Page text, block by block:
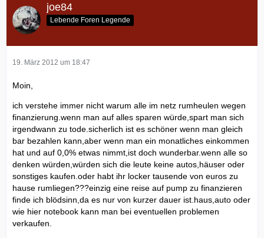
joe84
Lebende Foren Legende
19. März 2012 um 18:47
Moin,
ich verstehe immer nicht warum alle im netz rumheulen wegen
finanzierung.wenn man auf alles sparen würde,spart man sich
irgendwann zu tode.sicherlich ist es schöner wenn man gleich
bar bezahlen kann,aber wenn man ein monatliches einkommen
hat und auf 0,0% etwas nimmt,ist doch wunderbar.wenn alle so
denken würden,würden sich die leute keine autos,häuser oder
sonstiges kaufen.oder habt ihr locker tausende von euros zu
hause rumliegen???einzig eine reise auf pump zu finanzieren
finde ich blödsinn,da es nur von kurzer dauer ist.haus,auto oder
wie hier notebook kann man bei eventuellen problemen
verkaufen.